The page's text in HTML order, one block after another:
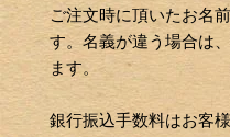
ご注文時に頂いたお名
す。名義が違う場合は
ます。
銀行振込手数料はお客